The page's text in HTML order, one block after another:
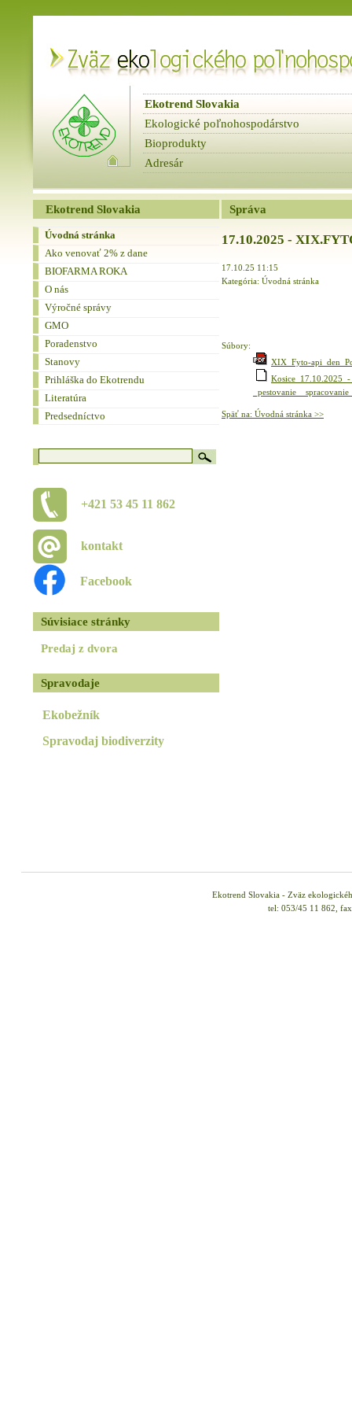
Ekotrend Slovakia
Ekologické poľnohospodárstvo
Bioprodukty
Adresár
Spravodaje
Ekotrend Slovakia
Úvodná stránka
Ako venovať 2% z dane
BIOFARMA ROKA
O nás
Výročné správy
GMO
Poradenstvo
Stanovy
Prihláška do Ekotrendu
Literatúra
Predsedníctvo
+421 53 45 11 862
kontakt
Facebook
Súvisiace stránky
Predaj z dvora
Spravodaje
Ekobežník
Spravodaj biodiverzity
Správa
17.10.2025 -
17.10.25 11:15
Kategória: Úvodná stránka
Súbory:
XIX_Fyto-
Späť na: Úvodná stránka >>
Ekotrend Slovakia - Zväz
tel: 053/45 11 862,